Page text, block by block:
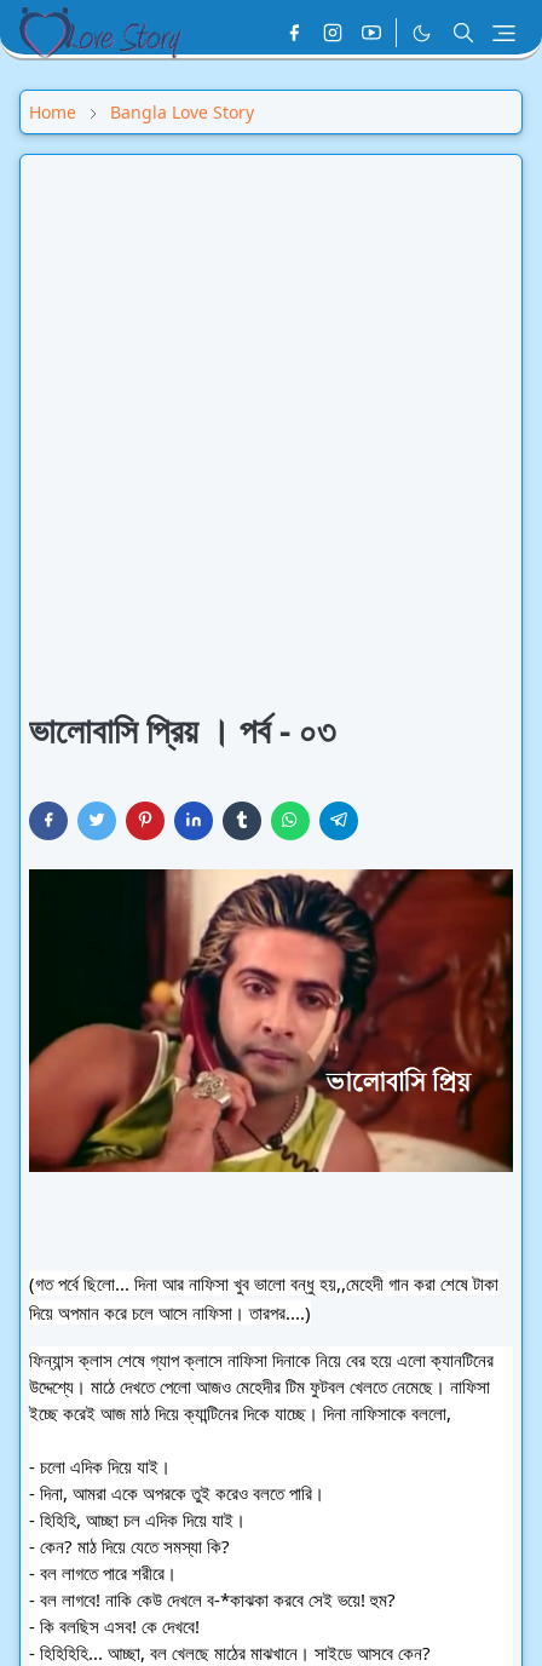
Home Bangla Love Story
ভালোবাসি প্রিয় । পর্ব - ০৩
(গতপর্বে ছিলো... দিনা আর নাফিসা খুব ভালো বন্ধু হয়,,মেহেদী গান করা শেষে টাকা
দিয়ে অপমান করে চলে আসে নাফিসা। তারপর....)
ফিন্যান্স ক্লাস শেষে গ্যাপ ক্লাসে নাফিসা দিনাকে নিয়ে বের হয়ে এলো ক্যানটিনের
উদ্দেশ্যে। মাঠে দেখতে পেলো আজও মেহেদীর টিম ফুটবল খেলতে নেমেছে। নাফিসা
ইচ্ছে করেই আজ মাঠ দিয়ে ক্যান্টিনের দিকে যাচ্ছে। দিনা নাফিসাকে বললো,
- চলো এদিক দিয়ে যাই।
- দিনা, আমরা একে অপরকে তুই করেও বলতে পারি।
- হিহিহি, আচ্ছা চল এদিক দিয়ে যাই।
- কেন? মাঠ দিয়ে যেতে সমস্যা কি?
- বল লাগতে পারে শরীরে।
- বল লাগবে! নাকি কেউ দেখলে ব-*কাঝকা করবে সেই ভয়ে! হুম?
- কি বলছিস এসব! কে দেখবে!
- হিহিহিহি... আচ্ছা, বল খেলছে মাঠের মাঝখানে। সাইডে আসবে কেন?